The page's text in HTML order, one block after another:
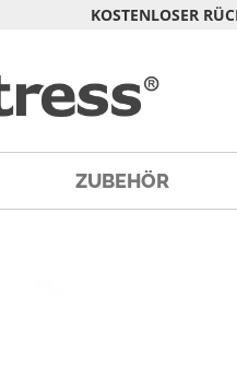
KOSTENLOSER
ZUBEHÖR